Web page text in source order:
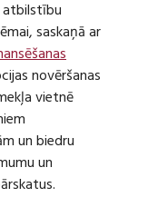
atbilstību
saskaņā ar
novēršanas
vietnē
un biedru
un